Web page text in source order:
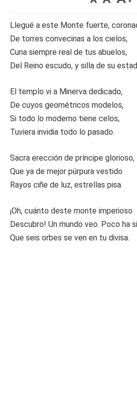
Llegué a este Monte fuerte,
De torres convecinas a los cielos,
Cuna siempre real de tus abuelos,
Del Reino escudo, y silla de su
El templo vi a Minerva dedicado,
De cuyos geométricos modelos,
Si todo lo moderno tiene celos,
Tuviera invidia todo lo pasado.
Sacra erección de príncipe glorioso,
Que ya de mejor púrpura vestido
Rayos ciñe de luz, estrellas pisa.
¡Oh, cuánto deste monte imperioso
Descubro! Un mundo veo. Poco ha
Que seis orbes se ven en tu divisa.